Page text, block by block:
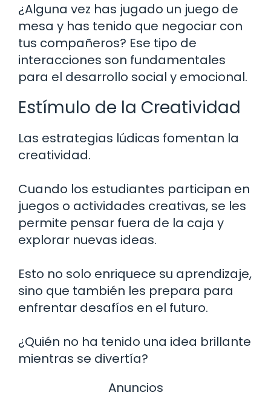
¿Alguna vez has jugado un juego de
mesa y has tenido que negociar con
tus compañeros? Ese tipo de
interacciones son fundamentales
para el desarrollo social y emocional.
Estímulo de la Creatividad
Las estrategias lúdicas fomentan la
creatividad.
Cuando los estudiantes participan en
juegos o actividades creativas, se les
permite pensar fuera de la caja y
explorar nuevas ideas.
Esto no solo enriquece su aprendizaje,
sino que también les prepara para
enfrentar desafíos en el futuro.
¿Quién no ha tenido una idea brillante
mientras se divertía?
Anuncios